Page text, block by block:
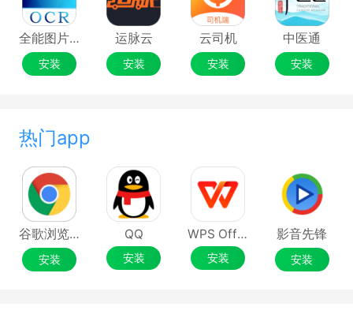
全能图片转文字
安装
运脉云
安装
云司机
安装
中医通
安装
热门app
谷歌浏览器Google Chrome
安装
QQ
安装
WPS Office
安装
影音先锋
安装